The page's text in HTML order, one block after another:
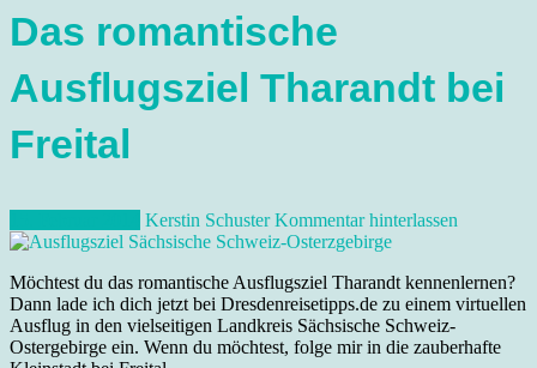
Das romantische
Ausflugsziel Tharandt bei
Freital
Kerstin Schuster Kommentar hinterlassen
Möchtest du das romantische Ausflugsziel Tharandt kennenlernen?
Dann lade ich dich jetzt bei Dresdenreisetipps.de zu einem virtuellen
Ausflug in den vielseitigen Landkreis Sächsische Schweiz-
Ostergebirge ein. Wenn du möchtest, folge mir in die zauberhafte